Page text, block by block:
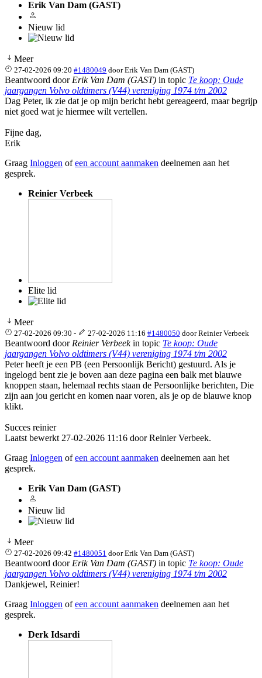
Erik Van Dam (GAST)
Nieuw lid
Meer
27-02-2026 09:20 #1480049 doorErik Van Dam (GAST)
Beantwoord door Erik Van Dam (GAST) in topic Te koop: Oude
jaargangen Volvo oldtimers (V44) vereniging 1974 t/m 2002
Dag Peter, ik zie dat je op mijn bericht hebt gereageerd, maar begrijp
niet goed wat je hiermee wilt vertellen.
Fijne dag,
Erik
Graag Inloggen ofeen account aanmaken deelnemen aan het
gesprek.
Reinier Verbeek
Elite lid
Meer
27-02-2026 09:30 - 27-02-2026 11:16 #1480050 doorReinier Verbeek
Beantwoord door Reinier Verbeekin topic Te koop: Oude
jaargangen Volvo oldtimers (V44) vereniging 1974 t/m 2002
Peter heeft je een PB (een Persoonlijk Bericht) gestuurd. Als je
ingelogd bent zie je boven aan deze pagina een balk met blauwe
knoppen staan, helemaal rechts staan de Persoonlijke berichten, Die
zijn aan jou gericht en komen naar voren, als je op de blauwe knop
klikt.
Succes reinier
Laatst bewerkt 27-02-2026 11:16 doorReinier Verbeek.
Graag Inloggen ofeen account aanmaken deelnemen aan het
gesprek.
Erik Van Dam (GAST)
Nieuw lid
Meer
27-02-2026 09:42 #1480051 doorErik Van Dam (GAST)
Beantwoord door Erik Van Dam (GAST) in topic Te koop: Oude
jaargangen Volvo oldtimers (V44) vereniging 1974 t/m 2002
Dankjewel, Reinier!
Graag Inloggen ofeen account aanmaken deelnemen aan het
gesprek.
Derk Idsardi